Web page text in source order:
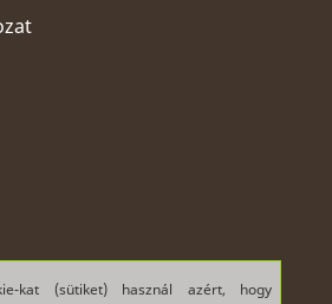
kat (sütiket) használ azért, hogy